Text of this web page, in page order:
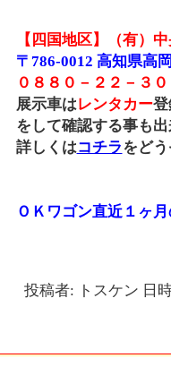
【四国地区】（有）
〒786-0012 高知県高
０８８０－２２－３
展示車はレンタカー登
をして確認する事も
詳しくはコチラをど
ＯＫワゴン直近１ヶ
投稿者: トスケン 日